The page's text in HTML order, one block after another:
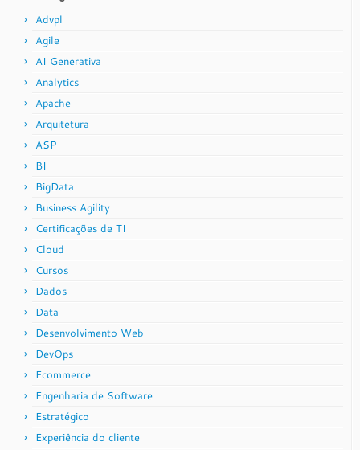
Advpl
Agile
AI Generativa
Analytics
Apache
Arquitetura
ASP
BI
BigData
Business Agility
Certificações de TI
Cloud
Cursos
Dados
Data
Desenvolvimento Web
DevOps
Ecommerce
Engenharia de Software
Estratégico
Experiência do cliente